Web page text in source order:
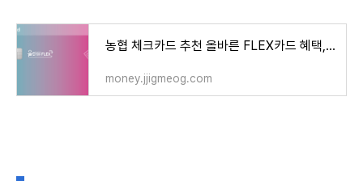
농협 체크카드 추천 올바른 FLEX카드 혜택, 캐시백 총 정리
money.jjigmeog.com